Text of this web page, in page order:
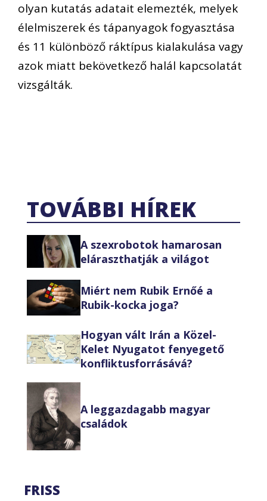
olyan kutatás adatait elemezték, melyek
élelmiszerek és tápanyagok fogyasztása
és 11 különböző ráktípus kialakulása vagy
azok miatt bekövetkező halál kapcsolatát
vizsgálták.
TOVÁBBI HÍREK
A szexrobotok hamarosan
eláraszthatják a világot
Miért nem Rubik Ernőé a
Rubik-kocka joga?
Hogyan vált Irán a Közel-
Kelet Nyugatot fenyegető
konfliktusforrásává?
A leggazdagabb magyar
családok
FRISS